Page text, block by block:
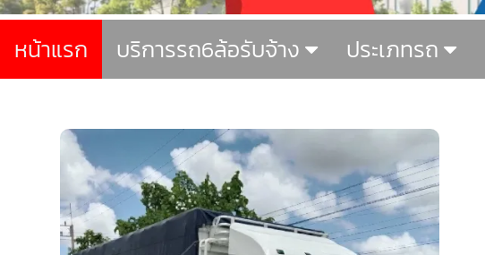
หน้าแรก บริการรถ6ล้อรับจ้าง ประเภทรถ